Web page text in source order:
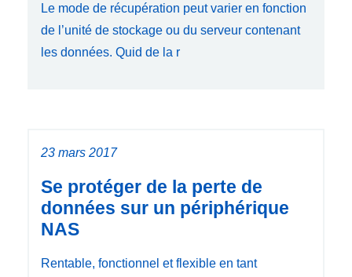
Le mode de récupération peut varier en fonction
de l’unité de stockage ou du serveur contenant
les données. Quid de la r
23 mars 2017
Se protéger de la perte de
données sur un périphérique
NAS
Rentable, fonctionnel et flexible en tant